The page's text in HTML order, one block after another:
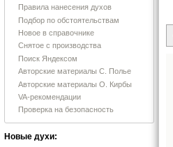
Правила нанесения духов
Подбор по обстоятельствам
Новое в справочнике
Снятое с производства
Поиск Яндексом
Авторские материалы С. Полье
Авторские материалы О. Кирбы
VA-рекомендации
Проверка на безопасность
Новые духи: